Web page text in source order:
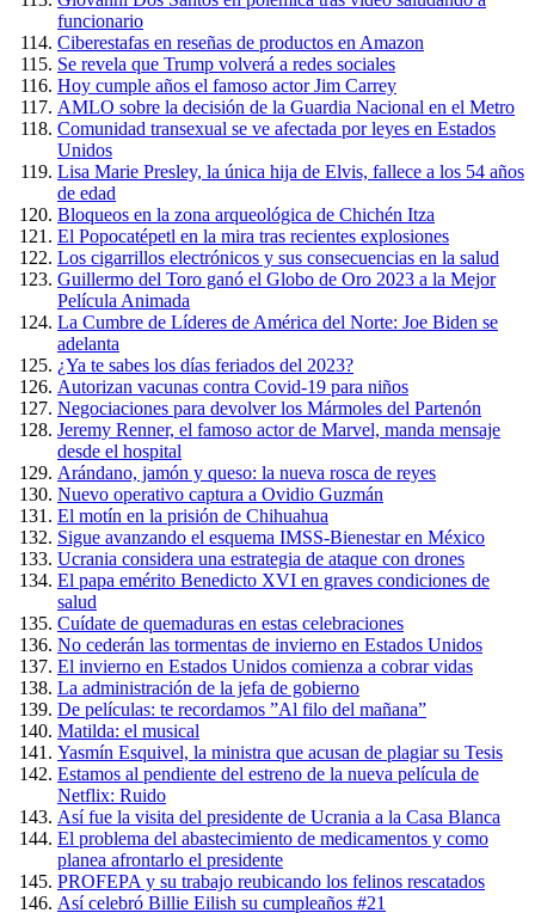
funcionario
Ciberestafas en reseñas de productos en Amazon
Se revela que Trump volverá a redes sociales
Hoy cumple años el famoso actor Jim Carrey
AMLO sobre la decisión de la Guardia Nacional en el Metro
Comunidad transexual se ve afectada por leyes en Estados
Unidos
Lisa Marie Presley, la única hija de Elvis, fallece a los 54 años
de edad
Bloqueos en la zona arqueológica de Chichén Itza
El Popocatépetl en la mira tras recientes explosiones
Los cigarrillos electrónicos y sus consecuencias en la salud
Guillermo del Toro ganó el Globo de Oro 2023 a la Mejor
Película Animada
La Cumbre de Líderes de América del Norte: Joe Biden se
adelanta
¿Ya te sabes los días feriados del 2023?
Autorizan vacunas contra Covid-19 para niños
Negociaciones para devolver los Mármoles del Partenón
Jeremy Renner, el famoso actor de Marvel, manda mensaje
desde el hospital
Arándano, jamón y queso: la nueva rosca de reyes
Nuevo operativo captura a Ovidio Guzmán
El motín en la prisión de Chihuahua
Sigue avanzando el esquema IMSS-Bienestar en México
Ucrania considera una estrategia de ataque con drones
El papa emérito Benedicto XVI en graves condiciones de
salud
Cuídate de quemaduras en estas celebraciones
No cederán las tormentas de invierno en Estados Unidos
El invierno en Estados Unidos comienza a cobrar vidas
La administración de la jefa de gobierno
De películas: te recordamos ”Al filo del mañana”
Matilda: el musical
Yasmín Esquivel, la ministra que acusan de plagiar su Tesis
Estamos al pendiente del estreno de la nueva película de
Netflix: Ruido
Así fue la visita del presidente de Ucrania a la Casa Blanca
El problema del abastecimiento de medicamentos y como
planea afrontarlo el presidente
PROFEPA y su trabajo reubicando los felinos rescatados
Así celebró Billie Eilish su cumpleaños #21